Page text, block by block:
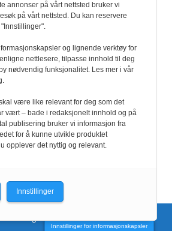
største land i folketall. For å lese
Logg inn her Ny abonnent? Velg
for biblioteker og bedrifter.
og driftes av CoreTrek AS.
Innstillinger for informasjonskapsler
annonser på vårt nettsted bruker vi
på vårt nettsted. Du kan reservere
og lignende verktøy for
nettlesere, tilpasse innhold til deg
nødvendig funksjonalitet. Les mer i vår
være like relevant for deg som det
vært – bade i redaksjonelt innhold og på
publisering bruker vi informasjon fra
for å kunne utvikle produktet
opplever det nyttig og relevant.
Innstillinger